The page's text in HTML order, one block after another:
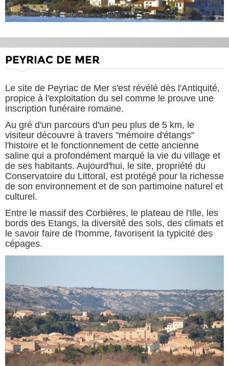
PEYRIAC DE MER
Le site de Peyriac de Mer s'est révélé dès l'Antiquité,
propice à l'exploitation du sel comme le prouve une
inscription funéraire romaine.
Au gré d'un parcours d'un peu plus de 5 km, le
visiteur découvre à travers "mémoire d'étangs"
l'histoire et le fonctionnement de cette ancienne
saline qui a profondément marqué la vie du village et
de ses habitants. Aujourd'hui, le site, propriété du
Conservatoire du Littoral, est protégé pour la richesse
de son environnement et de son partimoine naturel et
culturel.
Entre le massif des Corbières, le plateau de l'Ille, les
bords des Etangs, la diversité des sols, des climats et
le savoir faire de l'homme, favorisent la typicité des
cépages.